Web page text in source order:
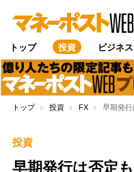
トップ 投資 ビジネス
トップ 投資 FX 早期発
投資
早期発行は否定